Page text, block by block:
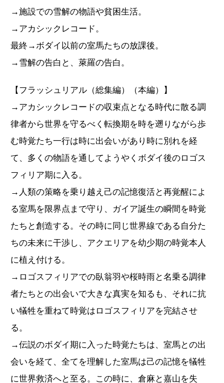
→施設での雪解の物語や貧困生活。
→アカシックレコード。
最終→ボダイ以前の室馬たちの放課後。
→雪解の告白と、萊羅の告白。
【フラッシュリアル（総集編）（本編）】
→アカシックレコードの収束点となる時代に散る調
律者から世界を守るべく転換期を時を遡りながら歩
む時覚たち一行は時に出会いがあり時に別れを経
て、多くの物語を通してようやくボダイ後のロゴス
フィリア期に入る。
→人類の策略を乗り越え己の記憶復活と再覚醒によ
る室馬を限界点まで守り、ガイア誕生の瞬間を時覚
たちと創造する。その時に同じ世界線である自分た
ちの未来に干渉し、アクエリアを幼少期の時覚本人
に植え付ける。
→ロゴスフィリアでの臥翁羽や桜時雨と名乗る調律
者たちとの出会いで大きな真実を知るも、それに抗
い犠牲を重ねて時覚はロゴスフィリアを完結させ
る。
→伝説のボダイ期に入った時覚たちは、室馬との出
会いを経て、全てを理解した室馬は己の記憶を犠牲
に世界救済へと至る。この時に、倉麻と嘉山を失